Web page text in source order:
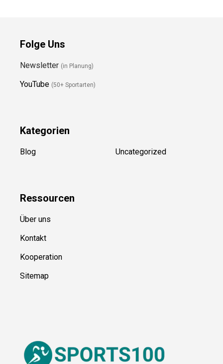
Folge Uns
Newsletter (in Planung)
YouTube (50+ Sportarten)
Kategorien
Blog Uncategorized
Ressourcen
Über uns
Kontakt
Kooperation
Sitemap